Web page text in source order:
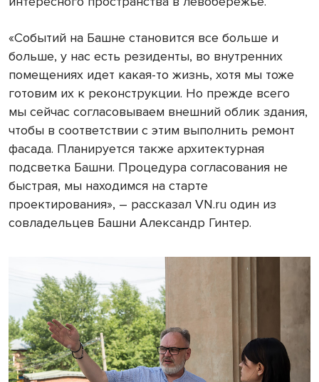
«Событий на Башне становится все больше и
больше, у нас есть резиденты, во внутренних
помещениях идет какая-то жизнь, хотя мы тоже
готовим их к реконструкции. Но прежде всего
мы сейчас согласовываем внешний облик здания,
чтобы в соответствии с этим выполнить ремонт
фасада. Планируется также архитектурная
подсветка Башни. Процедура согласования не
быстрая, мы находимся на старте
проектирования», – рассказал VN.ru один из
совладельцев Башни Александр Гинтер.